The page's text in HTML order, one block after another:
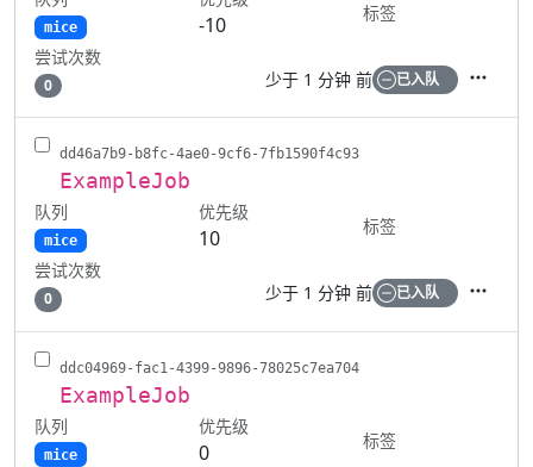
mice -10
标签
尝试次数
0 少于 1 分钟 前 已入队
dd46a7b9-b8fc-4ae0-9cf6-7fb1590f4c93
ExampleJob
队列
mice
优先级
10
标签
尝试次数
0 少于 1 分钟 前 已入队
ddc04969-fac1-4399-9896-78025c7ea704
ExampleJob
队列
mice
优先级
0
标签